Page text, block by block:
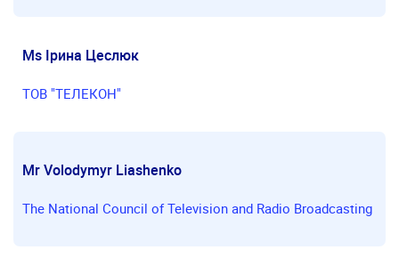
Ms Ірина Цеслюк
ТОВ "ТЕЛЕКОН"
Mr Volodymyr Liashenko
The National Сouncil of Television and Radio Broadcasting